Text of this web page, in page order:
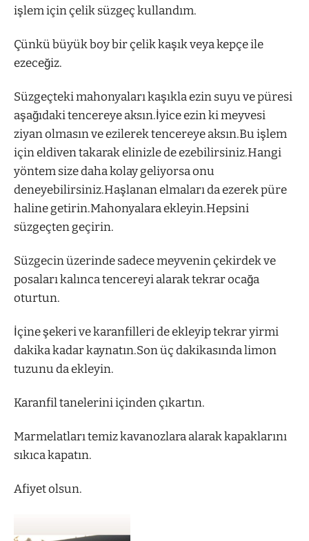
işlem için çelik süzgeç kullandım.
Çünkü büyük boy bir çelik kaşık veya kepçe ile
ezeceğiz.
Süzgeçteki mahonyaları kaşıkla ezin suyu ve püresi
aşağıdaki tencereye aksın.İyice ezin ki meyvesi
ziyan olmasın ve ezilerek tencereye aksın.Bu işlem
için eldiven takarak elinizle de ezebilirsiniz.Hangi
yöntem size daha kolay geliyorsa onu
deneyebilirsiniz.Haşlanan elmaları da ezerek püre
haline getirin.Mahonyalara ekleyin.Hepsini
süzgeçten geçirin.
Süzgecin üzerinde sadece meyvenin çekirdek ve
posaları kalınca tencereyi alarak tekrar ocağa
oturtun.
İçine şekeri ve karanfilleri de ekleyip tekrar yirmi
dakika kadar kaynatın.Son üç dakikasında limon
tuzunu da ekleyin.
Karanfil tanelerini içinden çıkartın.
Marmelatları temiz kavanozlara alarak kapaklarını
sıkıca kapatın.
Afiyet olsun.